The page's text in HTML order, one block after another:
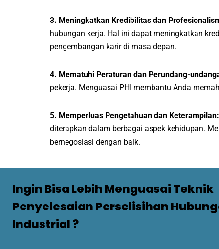
3. Meningkatkan Kredibilitas dan
hubungan kerja. Hal ini dapat meningkatkan
pengembangan karir di masa depan.
4. Mematuhi Peraturan dan Perundang-
pekerja. Menguasai PHI membantu Anda
5. Memperluas Pengetahuan dan
diterapkan dalam berbagai aspek kehidupan.
bernegosiasi dengan baik.
Ingin Bisa Lebih Menguasai Teknik
Penyelesaian Perselisihan
Industrial ?